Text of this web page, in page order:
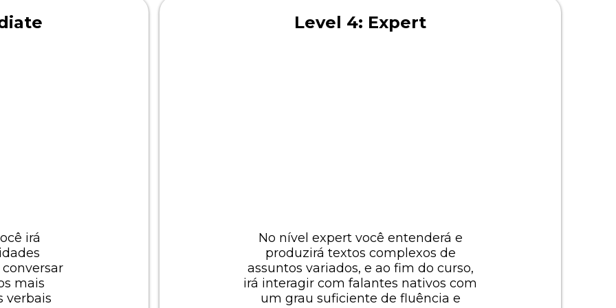
irá
mais
verbais
Level 4: Expert
No nível expert você entenderá e
produzirá textos complexos de
assuntos variados, e ao fim do curso,
irá interagir com falantes nativos com
um grau suficiente de fluência e